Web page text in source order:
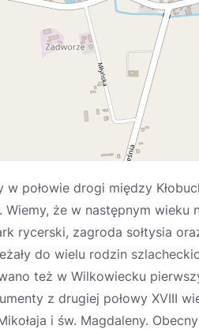
w połowie drogi między
Wiemy, że w następnym
rycerski, zagroda sołtysia
do wielu rodzin
też w Wilkowiecku
z drugiej połowy XVIII
i św. Magdaleny.